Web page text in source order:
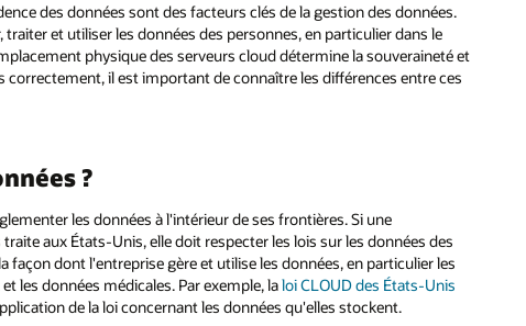
des données sont des facteurs clés de la gestion des données.
et utiliser les données des personnes, en particulier dans le
physique des serveurs cloud détermine la souveraineté et
correctement, il est important de connaître les différences entre ces
?
les données à l'intérieur de ses frontières. Si une
aux États-Unis, elle doit respecter les lois sur les données des
dont l'entreprise gère et utilise les données, en particulier les
les données médicales. Par exemple, laloi CLOUD des États-Unis
de la loi concernant les données qu'elles stockent.